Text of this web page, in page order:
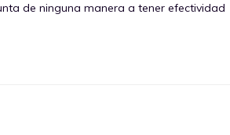
de ninguna manera a tener efectividad